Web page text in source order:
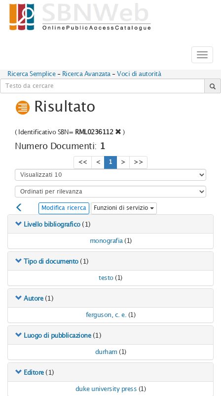
Ricerca Semplice - Ricerca Avanzata - Voci di autorità
Risultato
( Identificativo SBN= RML0236112 )
Numero Documenti: 1
<< < 1 > >>
Modifica ricerca Funzioni di servizio
Livello bibliografico (1)
monografia (1)
Tipo di documento (1)
testo (1)
Autore (1)
ferguson, c. e. (1)
Luogo di pubblicazione (1)
durham (1)
Editore (1)
duke university press (1)